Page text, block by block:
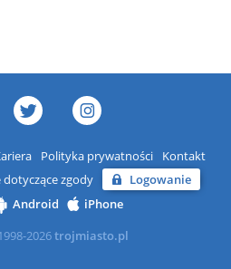
Polityka prywatności
Kontakt
dotyczące zgody
Logowanie
Android
iPhone
2026trojmiasto.pl